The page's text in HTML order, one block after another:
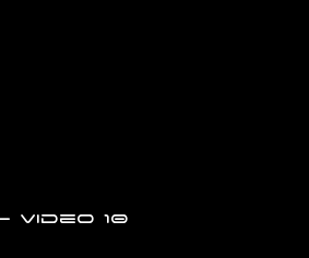
10